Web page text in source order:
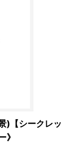
)【シークレッ
》